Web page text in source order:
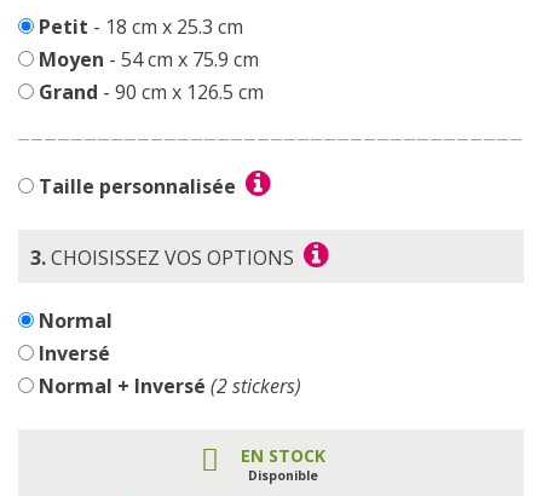
Petit - 18 cm x 25.3 cm
Moyen - 54 cm x 75.9 cm
Grand - 90 cm x 126.5 cm
Taille personnalisée
3.CHOISISSEZ VOS OPTIONS
Normal
Inversé
Normal + Inversé (2 stickers)
EN STOCK
Disponible